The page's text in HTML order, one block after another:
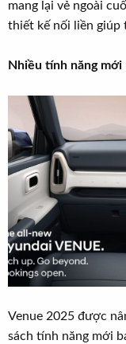
mang lại vẻ ngoài
thiết kế nối liền giúp
Nhiều tính năng mới
Venue 2025 được
sách tính năng mới